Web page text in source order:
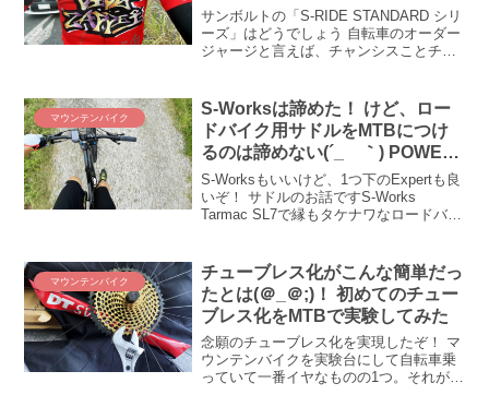
ょう？
サンボルトの「S-RIDE STANDARD シリ
ーズ」はどうでしょう 自転車のオーダー
ジャージと言えば、チャンシスことチャ
ＺＡＰＰＥＩさんがサンボルトでジャー
ジを...
マウンテンバイク
S-Worksは諦めた！ けど、ロー
ドバイク用サドルをMTBにつけ
るのは諦めない(´_ゝ｀) POWER
EXPERT SADDLEを買ってみた
S-Worksもいいけど、1つ下のExpertも良
いぞ！ サドルのお話ですS-Works
Tarmac SL7で縁もタケナワなロードバイ
たいと思います！ サド...
マウンテンバイク
チューブレス化がこんな簡単だっ
たとは(＠_＠;)！ 初めてのチュー
ブレス化をMTBで実験してみた
念願のチューブレス化を実現したぞ！ マ
ウンテンバイクを実験台にして自転車乗
っていて一番イヤなものの1つ。それがパ